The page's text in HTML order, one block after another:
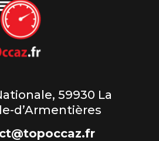
59930 La
d’Armentières